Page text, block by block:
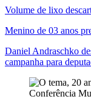
Volume de lixo
Menino de 03 anos
Daniel Andraschko
campanha para